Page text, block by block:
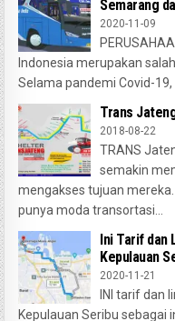
Semarang
2020-11-09
Indonesia merupakan
Selama pandemi Covid-19,
Trans
2018-08-22
TRANS
semakin
mengakses tujuan
punya moda transortasi...
Ini Tarif dan
Kepulauan
2020-11-21
INI tarif dan
Kepulauan Seribu sebagai